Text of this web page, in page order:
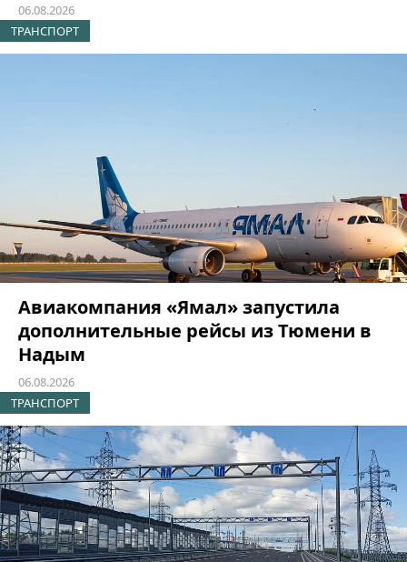
06.08.2026
ТРАНСПОРТ
Авиакомпания «Ямал» запустила
дополнительные рейсы из Тюмени в
Надым
06.08.2026
ТРАНСПОРТ